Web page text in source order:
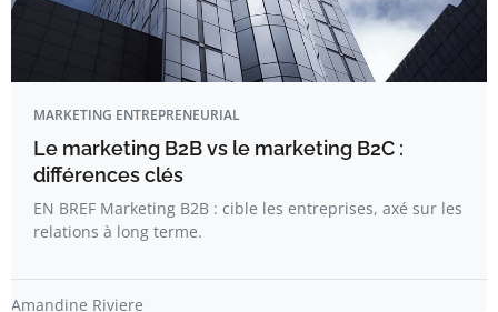
MARKETING ENTREPRENEURIAL
Le marketing B2B vs le marketing B2C :
différences clés
EN BREF Marketing B2B : cible les entreprises, axé sur les
relations à long terme.
Amandine Riviere